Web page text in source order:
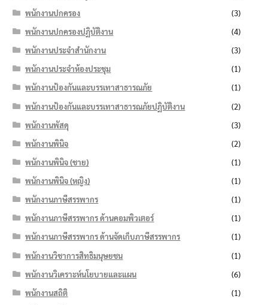
พนักงานปกครอง
(3)
พนักงานปกครองปฏิบัติงาน
(4)
พนักงานประจำสำนักงาน
(3)
พนักงานประจำห้องประชุม
(1)
พนักงานป้องกันและบรรเทาสาธารณภัย
(1)
พนักงานป้องกันและบรรเทาสาธารณภัยปฏิบัติงาน
(2)
พนักงานพัสดุ
(3)
พนักงานพินิจ
(2)
พนักงานพินิจ (ชาย)
(1)
พนักงานพินิจ (หญิง)
(1)
พนักงานภาษีสรรพากร
(1)
พนักงานภาษีสรรพากร ด้านคอมพิวเตอร์
(1)
พนักงานภาษีสรรพากร ด้านจัดเก็บภาษีสรรพากร
(1)
พนักงานวิชาการสิทธิมนุษยชน
(1)
พนักงานวิเคราะห์นโยบายและแผน
(6)
พนักงานสถิติ
(1)